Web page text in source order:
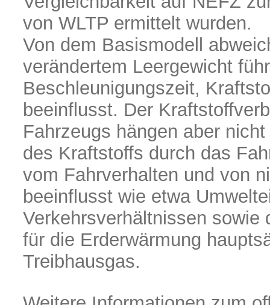
von WLTP ermittelt wurden.
Von dem Basismodell
verändertem Leergewicht
Beschleunigungszeit,
beeinflusst. Der
Fahrzeugs hängen aber
des Kraftstoffs durch das
vom Fahrverhalten und von
beeinflusst wie etwa
Verkehrsverhältnissen
für die Erderwärmung
Treibhausgas.